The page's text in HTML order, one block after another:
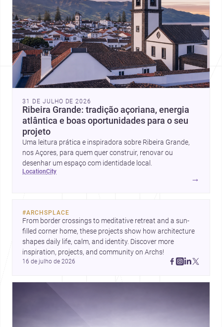
31 DE JULHO DE 2026
Ribeira Grande: tradição açoriana, energia
atlântica e boas oportunidades para o seu
projeto
Uma leitura prática e inspiradora sobre Ribeira Grande,
nos Açores, para quem quer construir, renovar ou
desenhar um espaço com identidade local.
location city
→
#ARCHSPLACE
From border crossings to meditative retreat and a sun-
filled corner home, these projects show how architecture
shapes daily life, calm, and identity. Discover more
inspiration, projects, and community on Archs!
16 de julho de 2026